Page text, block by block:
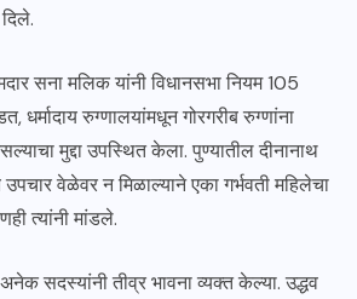
सना मलिक यांनी विधानसभा नियम 105
धर्मादाय रुग्णालयांमधून गोरगरीब रुग्णांना
मुद्दा उपस्थित केला. पुण्यातील दीनानाथ
वेळेवर न मिळाल्याने एका गर्भवती महिलेचा
त्यांनी मांडले.
सदस्यांनी तीव्र भावना व्यक्त केल्या. उद्धव